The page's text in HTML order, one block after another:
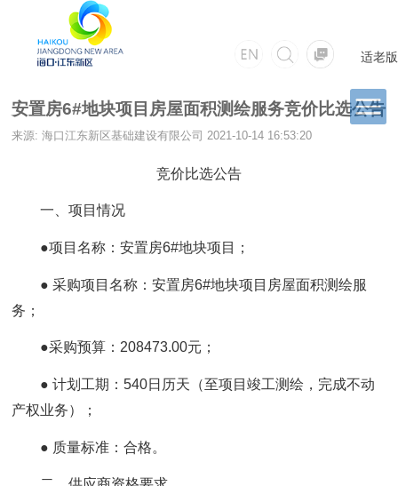
适老版
安置房6#地块项目房屋面积测绘服务竞价比选公告
来源: 海口江东新区基础建设有限公司 2021-10-14 16:53:20
竞价比选公告
一、项目情况
●项目名称：安置房6#地块项目；
● 采购项目名称：安置房6#地块项目房屋面积测绘服
务；
●采购预算：208473.00元；
● 计划工期：540日历天（至项目竣工测绘，完成不动
产权业务）；
● 质量标准：合格。